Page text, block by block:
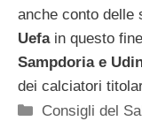
anche conto delle
Uefa in questo
Sampdoria e
dei calciatori
Categorie
Consigli del